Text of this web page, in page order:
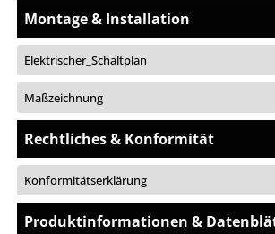
Montage & Installation
Elektrischer_Schaltplan
Maßzeichnung
Rechtliches & Konformität
Konformitätserklärung
Produktinformationen &